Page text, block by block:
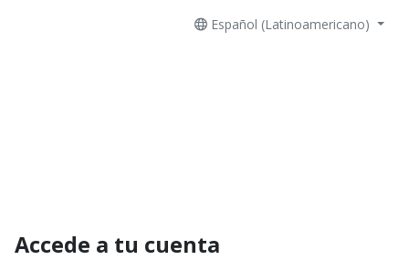
Español (Latinoamericano)
Accede a tu cuenta